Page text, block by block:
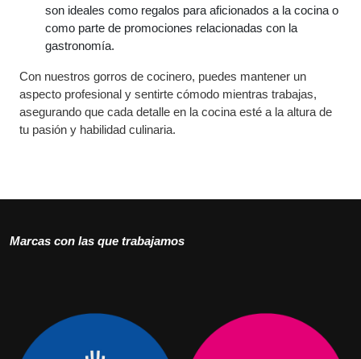
son ideales como regalos para aficionados a la cocina o
como parte de promociones relacionadas con la
gastronomía.
Con nuestros gorros de cocinero, puedes mantener un
aspecto profesional y sentirte cómodo mientras trabajas,
asegurando que cada detalle en la cocina esté a la altura de
tu pasión y habilidad culinaria.
Marcas con las que trabajamos